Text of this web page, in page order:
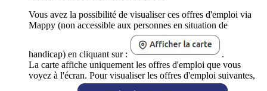
Vous avez la possibilité de visualiser ces offres d'emploi via
Mappy (non accessible aux personnes en situation de
handicap) en cliquant sur :
.
La carte affiche uniquement les offres d'emploi que vous
voyez à l'écran. Pour visualiser les offres d'emploi suivantes,